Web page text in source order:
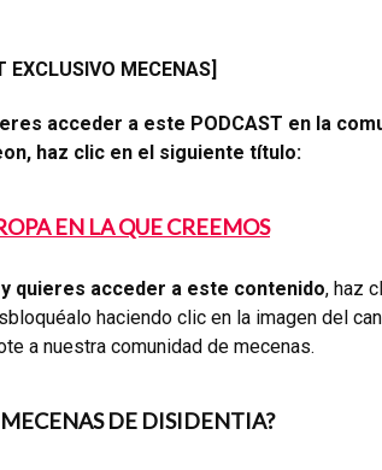
EXCLUSIVO MECENAS]
acceder a este PODCAST en la
haz clic en el siguiente título:
EN LA QUE CREEMOS
y quieres acceder a este contenido, haz
haciendo clic en la imagen del
a nuestra comunidad de mecenas.
MECENAS DE DISIDENTIA?